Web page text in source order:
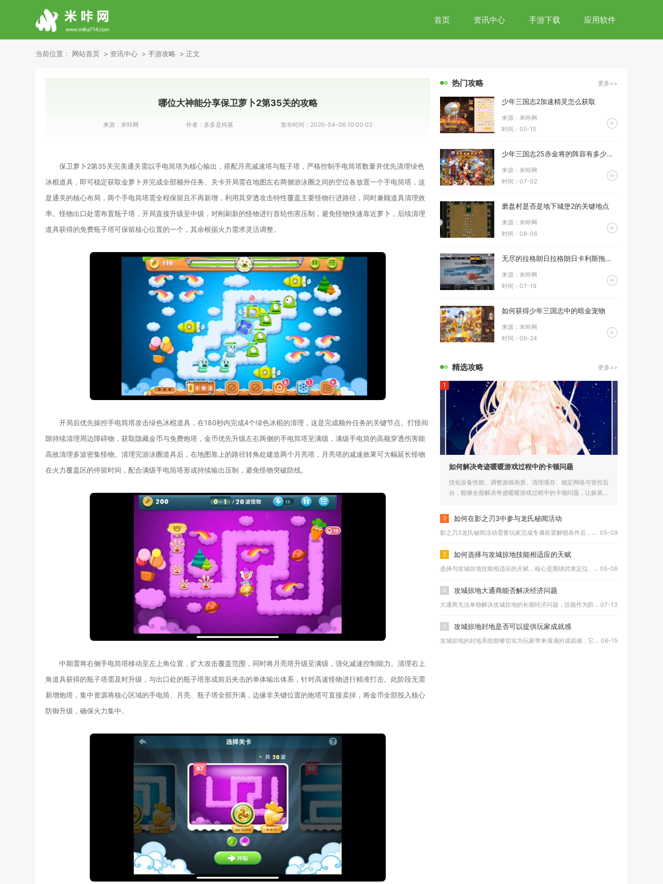
首页 资讯中心 手游下载 应用软件
当前位置： 网站首页 资讯中心 手游攻略 正文
哪位大神能分享保卫萝卜2第35关的攻略
来源： 米咔网 作者： 多多是柯基 发布时间： 2026-04-06 10:00:02
保卫萝卜2第35关完美通关需以手电筒塔为核心输出，搭配月亮减速塔与瓶子塔，严格控制手电筒塔数量并优先清理绿色
冰棍道具，即可稳定获取金萝卜并完成全部额外任务。关卡开局需在地图左右两侧游泳圈之间的空位各放置一个手电筒塔，这
是通关的核心布局，两个手电筒塔需全程保留且不再新增，利用其穿透攻击特性覆盖主要怪物行进路径，同时兼顾道具清理效
率。怪物出口处需布置瓶子塔，开局直接升级至中级，对刚刷新的怪物进行首轮伤害压制，避免怪物快速靠近萝卜，后续清理
道具获得的免费瓶子塔可保留核心位置的一个，其余根据火力需求灵活调整。
开局后优先操控手电筒塔攻击绿色冰棍道具，在180秒内完成4个绿色冰棍的清理，这是完成额外任务的关键节点。打怪间
隙持续清理周边障碍物，获取隐藏金币与免费炮塔，金币优先升级左右两侧的手电筒塔至满级，满级手电筒的高额穿透伤害能
高效清理多波密集怪物。清理完游泳圈道具后，在地图靠上的路径转角处建造两个月亮塔，月亮塔的减速效果可大幅延长怪物
在火力覆盖区的停留时间，配合满级手电筒塔形成持续输出压制，避免怪物突破防线。
中期需将右侧手电筒塔移动至左上角位置，扩大攻击覆盖范围，同时将月亮塔升级至满级，强化减速控制能力。清理右上
角道具获得的瓶子塔需及时升级，与出口处的瓶子塔形成前后夹击的单体输出体系，针对高速怪物进行精准打击。此阶段无需
新增炮塔，集中资源将核心区域的手电筒、月亮、瓶子塔全部升满，边缘非关键位置的炮塔可直接卖掉，将金币全部投入核心
防御升级，确保火力集中。
热门攻略 更多>>
少年三国志2加速精灵怎么获取
来源：米咔网
时间：05-15
少年三国志25赤金将的阵容有多少种可能
来源：米咔网
时间：07-02
磨盘村是否是地下城堡2的关键地点
来源：米咔网
时间：08-06
无尽的拉格朗日拉格朗日卡利斯拖是否可以被截断
来源：米咔网
时间：07-19
如何获得少年三国志中的暗金宠物
来源：米咔网
时间：06-24
精选攻略 更多>>
1
如何解决奇迹暖暖游戏过程中的卡顿问题
优化设备性能、调整游戏画质、清理缓存、稳定网络与管控后
台，能够全面解决奇迹暖暖游戏过程中的卡顿问题，让换装、
2 如何在影之刃3中参与龙氏秘闻活动
影之刃3龙氏秘闻活动需要玩家完成专属前置解锁条件后，进入活动... 05-09
3 如何选择与攻城掠地技能相适应的天赋
选择与攻城掠地技能相适应的天赋，核心是围绕武将定位、技能机制... 05-06
4 攻城掠地大通商能否解决经济问题
大通商无法单独解决攻城掠地的长期经济问题，仅能作为阶段性定向... 07-13
5 攻城掠地封地是否可以提供玩家成就感
攻城掠地的封地系统能够切实为玩家带来满满的成就感，它结合势力... 06-15